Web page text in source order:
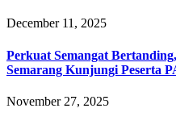
December 11, 2025
Perkuat Semangat
Semarang Kunjungi Peserta
November 27, 2025